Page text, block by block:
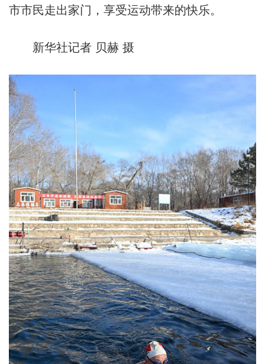
市市民走出家门，享受运动带来的快乐。
新华社记者 贝赫 摄